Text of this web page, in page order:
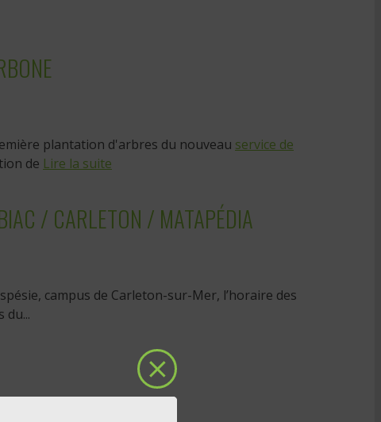
plantation d'arbres du nouveau service de
de Lire la suite
/ CARLETON / MATAPÉDIA
campus de Carleton-sur-Mer, l’horaire des